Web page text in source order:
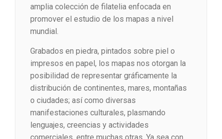
amplia colección de filatelia enfocada en
promover el estudio de los mapas a nivel
mundial.
Grabados en piedra, pintados sobre piel o
impresos en papel, los mapas nos otorgan la
posibilidad de representar gráficamente la
distribución de continentes, mares, montañas
o ciudades; así como diversas
manifestaciones culturales, plasmando
lenguajes, creencias y actividades